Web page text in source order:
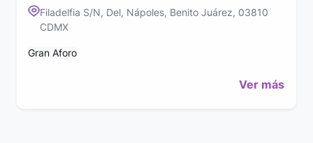
Filadelfia S/N, Del, Nápoles, Benito Juárez, 03810
CDMX
Gran Aforo
Ver más